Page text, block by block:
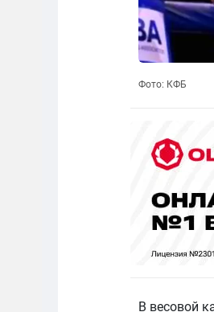
Фото: КФБ
В весовой